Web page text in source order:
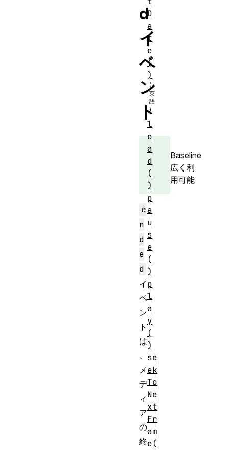
d
イ
ベ
ン
ト
Baseline
広く利
用可能
e
n
d
e
d
イ
ベ
ン
ト
は
、
メ
デ
ィ
ア
の
終
D
a
t
e
(
)
l
o
a
d
(
)
p
a
u
s
e
(
)
p
l
a
y
(
)
se
ek
To
Ne
xt
Fr
am
e(